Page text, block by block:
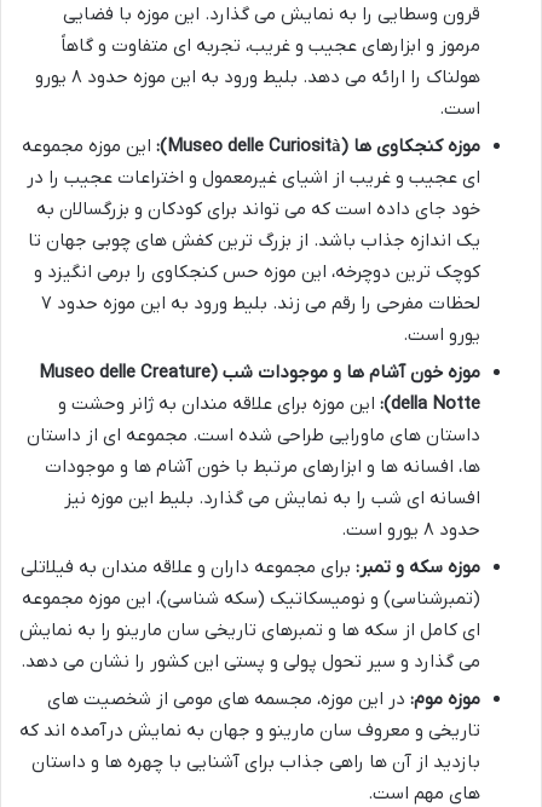
قرون وسطایی را به نمایش می گذارد. این موزه با فضایی
مرموز و ابزارهای عجیب و غریب، تجربه ای متفاوت و گاهاً
هولناک را ارائه می دهد. بلیط ورود به این موزه حدود ۸ یورو
است.
موزه کنجکاوی ها (Museo delle Curiosità):
این موزه مجموعه
ای عجیب و غریب از اشیای غیرمعمول و اختراعات عجیب را در
خود جای داده است که می تواند برای کودکان و بزرگسالان به
یک اندازه جذاب باشد. از بزرگ ترین کفش های چوبی جهان تا
کوچک ترین دوچرخه، این موزه حس کنجکاوی را برمی انگیزد و
لحظات مفرحی را رقم می زند. بلیط ورود به این موزه حدود ۷
یورو است.
موزه خون آشام ها و موجودات شب (Museo delle Creature
della Notte):
این موزه برای علاقه مندان به ژانر وحشت و
داستان های ماورایی طراحی شده است. مجموعه ای از داستان
ها، افسانه ها و ابزارهای مرتبط با خون آشام ها و موجودات
افسانه ای شب را به نمایش می گذارد. بلیط این موزه نیز
حدود ۸ یورو است.
موزه سکه و تمبر: برای مجموعه داران و علاقه مندان به فیلاتلی
(تمبرشناسی) و نومیسکاتیک (سکه شناسی)، این موزه مجموعه
ای کامل از سکه ها و تمبرهای تاریخی سان مارینو را به نمایش
می گذارد و سیر تحول پولی و پستی این کشور را نشان می دهد.
موزه موم: در این موزه، مجسمه های مومی از شخصیت های
تاریخی و معروف سان مارینو و جهان به نمایش درآمده اند که
بازدید از آن ها راهی جذاب برای آشنایی با چهره ها و داستان
های مهم است.